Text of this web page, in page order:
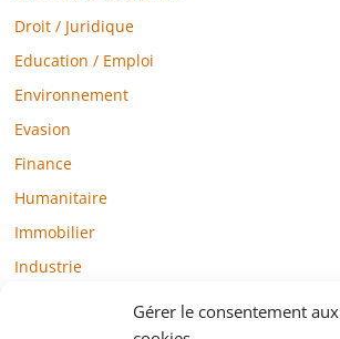
Gérer le consentement aux
Droit / Juridique
Education / Emploi
Environnement
Evasion
Finance
Humanitaire
Immobilier
Industrie